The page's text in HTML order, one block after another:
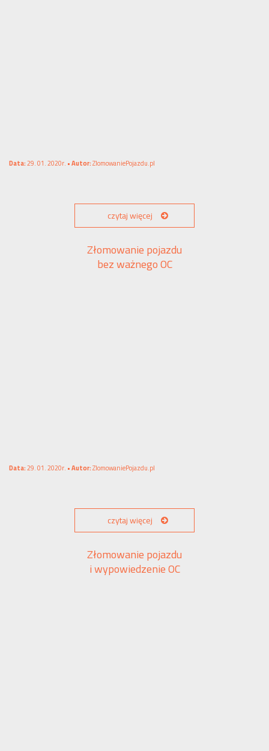
Data:29. 01. 2020r. •Autor:ZlomowaniePojazdu.pl
czytaj więcej
Złomowanie pojazdu
bez ważnego OC
Data:29. 01. 2020r. •Autor:ZlomowaniePojazdu.pl
czytaj więcej
Złomowanie pojazdu
i wypowiedzenie OC